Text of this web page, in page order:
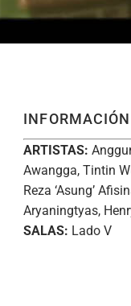
INFORMACIÓN
ARTISTAS:
Awangga, Tintin
Reza ‘Asung’
Aryaningtyas,
SALAS: Lado V